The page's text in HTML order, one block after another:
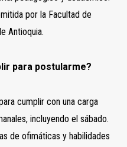
por la Facultad de
Antioquia.
para postularme?
cumplir con una carga
incluyendo el sábado.
de ofimáticas y habilidades